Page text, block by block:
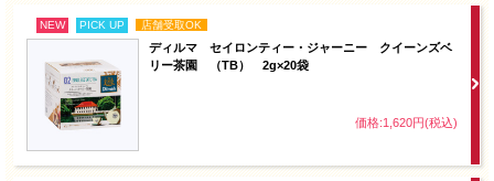
NEW PICK UP 店舗受取OK
ディルマ セイロンティー・ジャーニー クイーンズベ
リー茶園 （TB） 2g×20袋
価格:1,620円(税込)